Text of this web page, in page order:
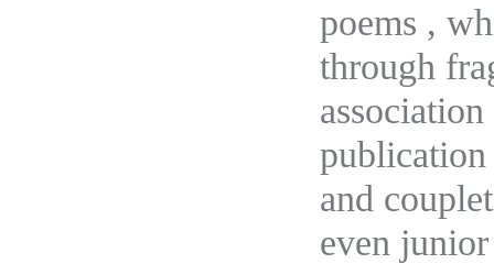
poems ,
through
publication
and
even junior